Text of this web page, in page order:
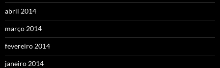
abril 2014
março 2014
fevereiro 2014
janeiro 2014